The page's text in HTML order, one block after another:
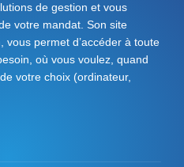
de gestion et vous
votre mandat. Son site
permet d’accéder à toute
où vous voulez, quand
votre choix (ordinateur,